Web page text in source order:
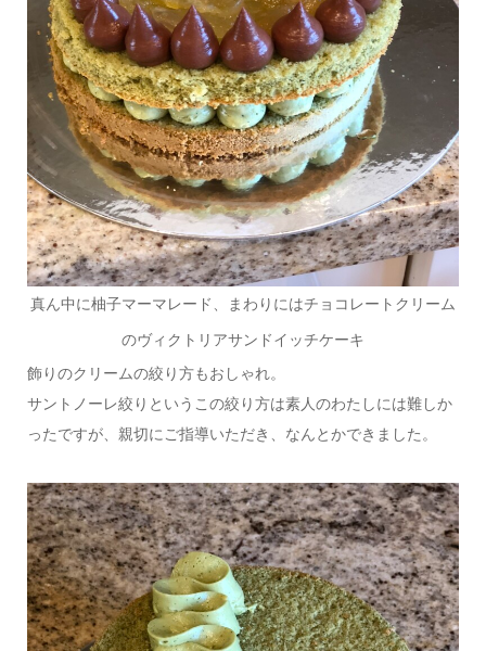
真ん中に柚子マーマレード、まわりにはチョコレートクリーム
のヴィクトリアサンドイッチケーキ
飾りのクリームの絞り方もおしゃれ。
サントノーレ絞りというこの絞り方は素人のわたしには難しか
ったですが、親切にご指導いただき、なんとかできました。